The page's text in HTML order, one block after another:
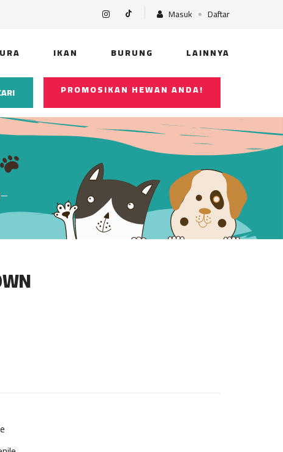
Masuk Daftar
IKAN BURUNG LAINNYA
PROMOSIKAN HEWAN ANDA!